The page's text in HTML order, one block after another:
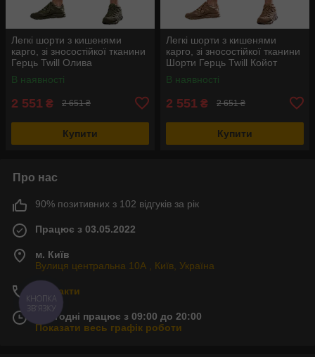
Легкі шорти з кишенями
карго, зі зносостійкої тканини
Герць Twill Олива
В наявності
2 551 ₴ 2 651 ₴
Купити
Легкі шорти з кишенями
карго, зі зносостійкої тканини
Шорти Герць Twill Койот
В наявності
2 551 ₴ 2 651 ₴
Купити
Про нас
90% позитивних з 102 відгуків за рік
Працює з 03.05.2022
м. Київ
Вулиця центральна 10А , Київ, Україна
Контакти
Сьогодні працює з 09:00 до 20:00
Показати весь графік роботи
КНОПКА
ЗВ'ЯЗКУ